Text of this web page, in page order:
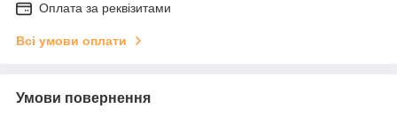
Оплата за реквізитами
Всі умови оплати
Умови повернення